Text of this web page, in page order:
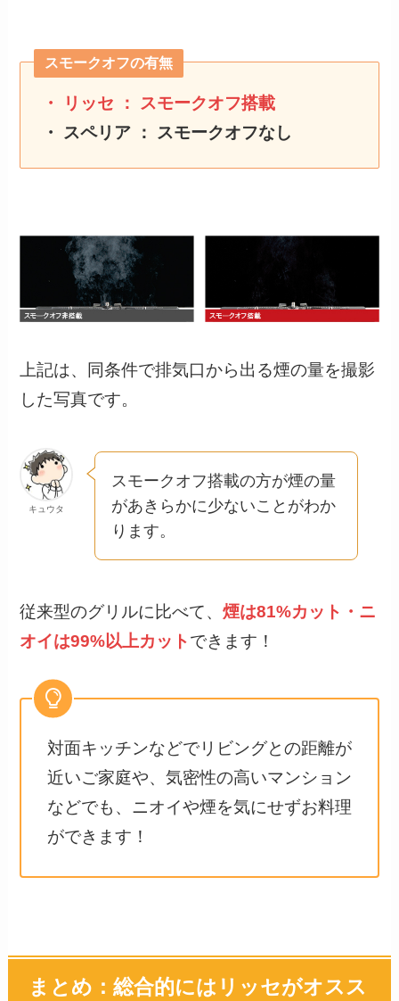
スモークオフの有無
・ リッセ ： スモークオフ搭載
・ スペリア ： スモークオフなし
上記は、同条件で排気口から出る煙の量を撮影
した写真です。
キュウタ
スモークオフ搭載の方が煙の量
があきらかに少ないことがわか
ります。
従来型のグリルに比べて、煙は81%カット・ニ
オイは99%以上カットできます！
対面キッチンなどでリビングとの距離が
近いご家庭や、気密性の高いマンション
などでも、ニオイや煙を気にせずお料理
ができます！
まとめ：総合的にはリッセがオスス